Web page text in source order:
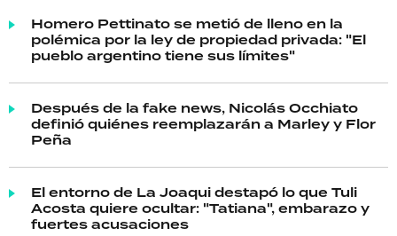
Homero Pettinato se metió de lleno en la
polémica por la ley de propiedad privada: "El
pueblo argentino tiene sus límites"
Después de la fake news, Nicolás Occhiato
definió quiénes reemplazarán a Marley y Flor
Peña
El entorno de La Joaqui destapó lo que Tuli
Acosta quiere ocultar: "Tatiana", embarazo y
fuertes acusaciones